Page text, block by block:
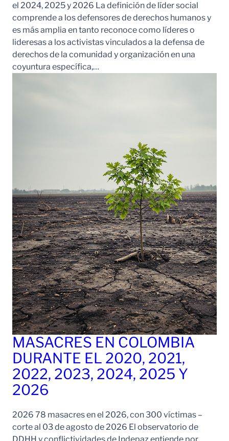
el 2024, 2025 y 2026 La definición de líder social
comprende a los defensores de derechos humanos y
es más amplia en tanto reconoce como líderes o
lideresas a los activistas vinculados a la defensa de
derechos de la comunidad y organización en una
coyuntura específica,…
MASACRES EN COLOMBIA
DURANTE EL 2020, 2021,
2022, 2023, 2024, 2025 Y
2026
2026 78 masacres en el 2026, con 300 víctimas –
corte al 03 de agosto de 2026 El observatorio de